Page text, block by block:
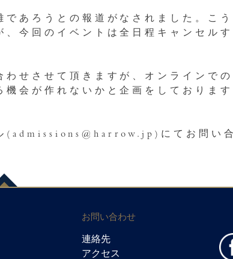
あろうとの報道がなされました。こう
今回のイベントは全日程キャンセルす
せさせて頂きますが、オンラインで
会が作れないかと企画をしておりま
(admissions@harrow.jp)にてお問い
お問い合わせ
連絡先
アクセス